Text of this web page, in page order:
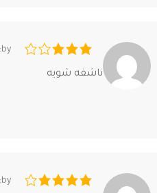
by: ابرهيم
ناشفه شويه
by: طارق